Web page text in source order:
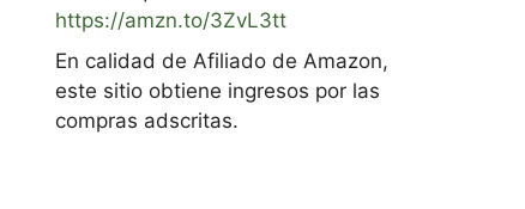
https://amzn.to/3ZvL3tt
En calidad de Afiliado de Amazon,
este sitio obtiene ingresos por las
compras adscritas.